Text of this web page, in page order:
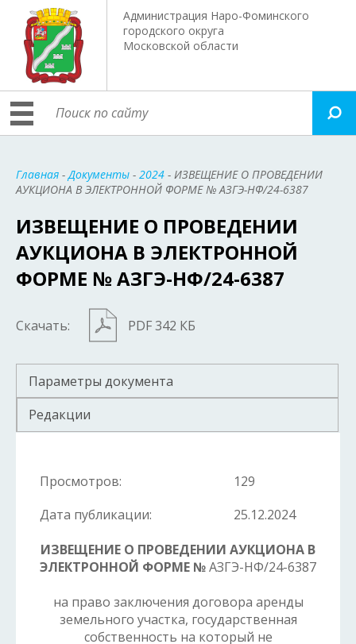
Администрация Наро-Фоминского
городского округа
Московской области
Главная -Документы - 2024 - ИЗВЕЩЕНИЕ О ПРОВЕДЕНИИ
АУКЦИОНА В ЭЛЕКТРОННОЙ ФОРМЕ № АЗГЭ-НФ/24-6387
ИЗВЕЩЕНИЕ О ПРОВЕДЕНИИ
АУКЦИОНА В ЭЛЕКТРОННОЙ
ФОРМЕ № АЗГЭ-НФ/24-6387
Скачать: PDF 342 КБ
Параметры документа
Редакции
Просмотров:
129
Дата публикации:
25.12.2024
ИЗВЕЩЕНИЕ О ПРОВЕДЕНИИ АУКЦИОНА В
ЭЛЕКТРОННОЙ ФОРМЕ №АЗГЭ-НФ/24-6387
на право заключения договора аренды
земельного участка, государственная
собственность на который не